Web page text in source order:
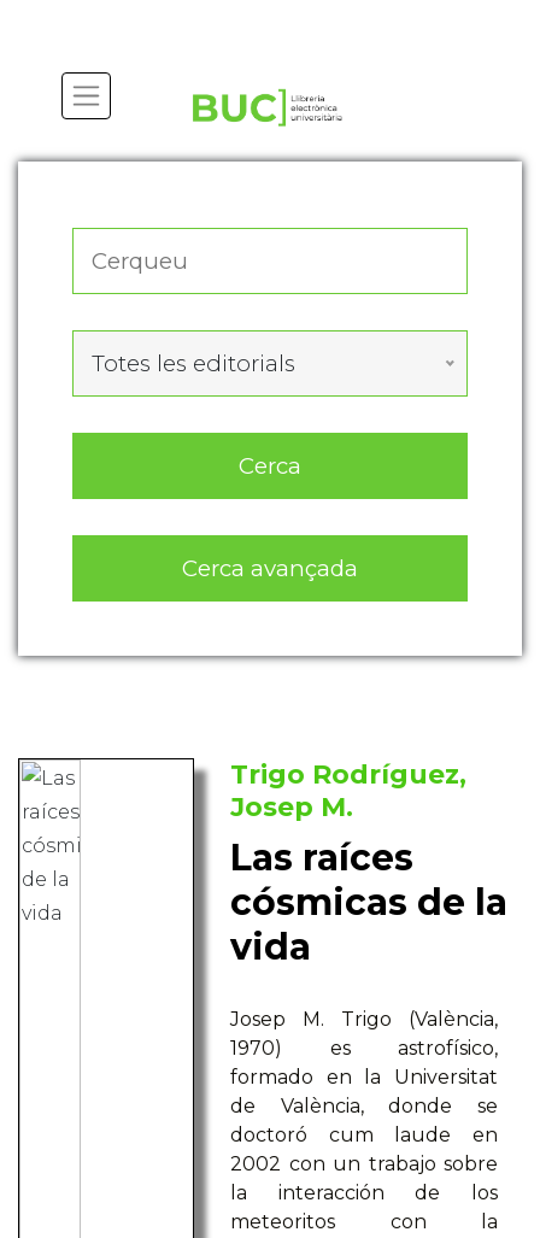
Totes les editorials
Cerca
Cerca avançada
Trigo Rodríguez,
Josep M.
Las raíces
cósmicas de la
vida
Josep M. Trigo (València,
1970) es astrofísico,
formado en la Universitat
de València, donde se
doctoró cum laude en
2002 con un trabajo sobre
la interacción de los
meteoritos con la